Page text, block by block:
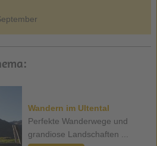
Wandern im Ultental
Perfekte Wanderwege und
grandiose Landschaften ...